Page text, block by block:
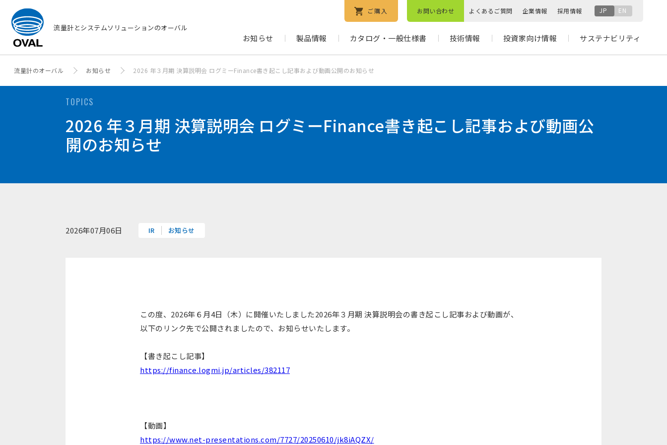
流量計とシステムソリューションのオーバル
ご購入 お問い合わせ よくあるご質問 企業情報 採用情報 JP EN
お知らせ 製品情報 カタログ・一般仕様書 技術情報 投資家向け情報 サステナビリティ
流量計のオーバル お知らせ 2026 年３月期 決算説明会 ログミーFinance書き起こし記事および動画公開のお知らせ
TOPICS
2026 年３月期 決算説明会 ログミーFinance書き起こし記事および動画公
開のお知らせ
2026年07月06日 IR お知らせ
この度、2026年６月4日（木）に開催いたしました2026年３月期 決算説明会の書き起こし記事および動画が、
以下のリンク先で公開されましたので、お知らせいたします。
【書き起こし記事】
https://finance.logmi.jp/articles/382117
【動画】
https://www.net-presentations.com/7727/20250610/jk8iAQZX/